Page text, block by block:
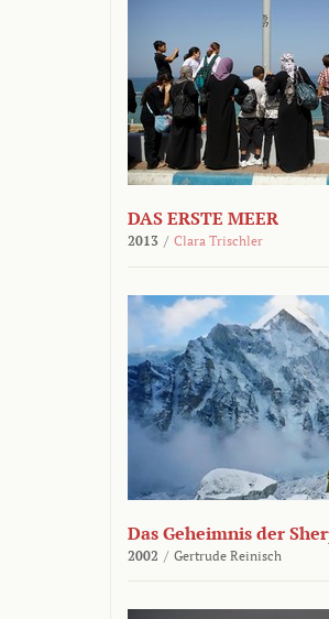
DAS ERSTE MEER
2013 / Clara Trischler
Das Geheimnis der
2002 / Gertrude Reinisch